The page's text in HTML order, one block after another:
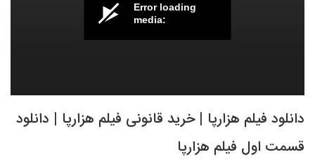
Error loading
media:
دانلود فیلم هزارپا | خرید قانونی فیلم هزارپا | دانلود
قسمت اول فیلم هزارپا